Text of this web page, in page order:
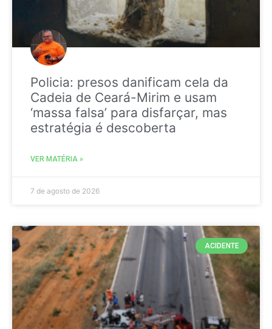
Policia: presos danificam cela da
Cadeia de Ceará-Mirim e usam
‘massa falsa’ para disfarçar, mas
estratégia é descoberta
VER MATÉRIA »
7 de agosto de 2026
ACIDENTE